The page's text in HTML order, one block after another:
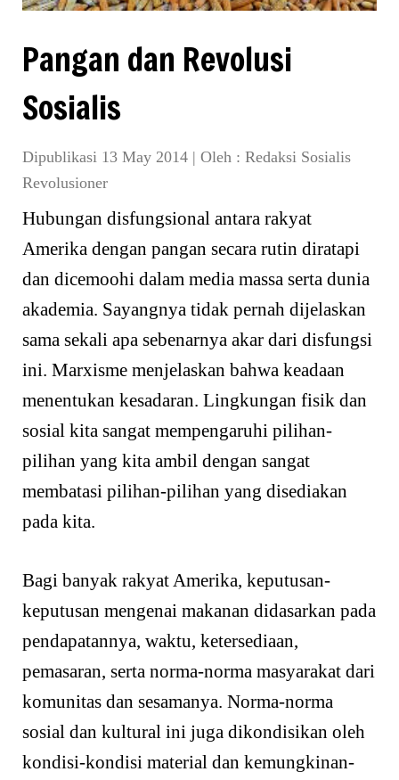
Pangan dan Revolusi
Sosialis
Dipublikasi 13 May 2014 | Oleh : Redaksi Sosialis
Revolusioner
Hubungan disfungsional antara rakyat
Amerika dengan pangan secara rutin diratapi
dan dicemoohi dalam media massa serta dunia
akademia. Sayangnya tidak pernah dijelaskan
sama sekali apa sebenarnya akar dari disfungsi
ini. Marxisme menjelaskan bahwa keadaan
menentukan kesadaran. Lingkungan fisik dan
sosial kita sangat mempengaruhi pilihan-
pilihan yang kita ambil dengan sangat
membatasi pilihan-pilihan yang disediakan
pada kita.
Bagi banyak rakyat Amerika, keputusan-
keputusan mengenai makanan didasarkan pada
pendapatannya, waktu, ketersediaan,
pemasaran, serta norma-norma masyarakat dari
komunitas dan sesamanya. Norma-norma
sosial dan kultural ini juga dikondisikan oleh
kondisi-kondisi material dan kemungkinan-